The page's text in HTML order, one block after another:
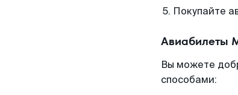
Покупайте
Авиабилеты
Вы можете
способами: